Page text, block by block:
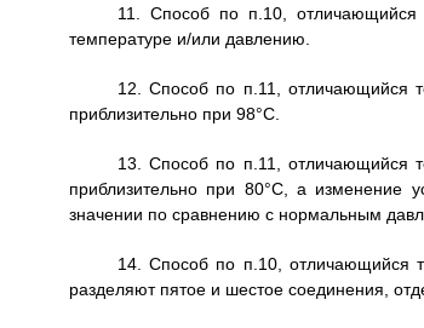
11. Способ по п.10,
температуре и/или давлению.
12. Способ по п.11, отличающийся
приблизительно при 98°С.
13. Способ по п.11, отличающийся
приблизительно при 80°С, а изменение
значении по сравнению с нормальным
14. Способ по п.10, отличающийся
разделяют пятое и шестое соединения,